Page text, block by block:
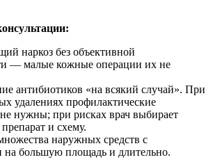
наркоз без объективной
— малые кожные операции их не
антибиотиков «на всякий случай». При
удалениях профилактические
нужны; при рисках врач выбирает
и схему.
наружных средств с
на большую площадь и длительно.